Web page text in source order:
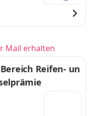
Mail erhalten
Reifen- un